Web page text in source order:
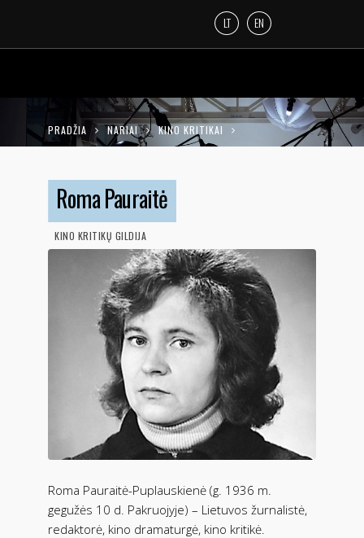
LT EN
PRADŽIA NARIAI KINO KRITIKAI
Roma Pauraitė
KINO KRITIKŲ GILDIJA
Roma Pauraitė-Puplauskienė (g. 1936 m.
gegužės 10 d. Pakruojyje) – Lietuvos žurnalistė,
redaktorė, kino dramaturgė, kino kritikė.